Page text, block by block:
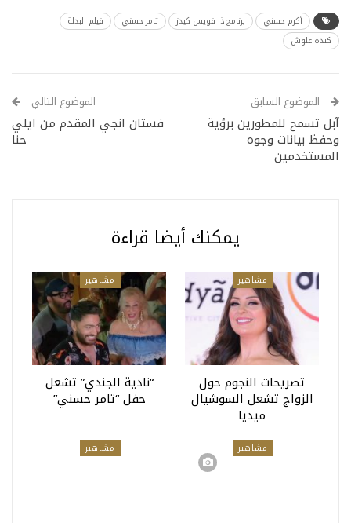
أكرم حسني برنامج ذا فويس كيدز تامر حسني
فيلم البدلة
كندة علوش
الموضوع السابق
آبل تسمح للمطورين برؤية
وحفظ بيانات وجوه
المستخدمين
الموضوع التالي
فستان انجي المقدم من ايلي
حنا
يمكنك أيضا قراءة
مشاهير
تصريحات النجوم حول
الزواج تشعل السوشيال
ميديا
مشاهير
“نادية الجندي” تشعل
حفل “تامر حسني”
مشاهير مشاهير